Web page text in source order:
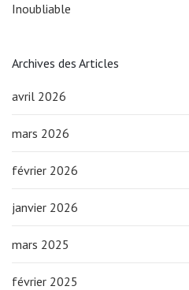
Inoubliable
Archives des Articles
avril 2026
mars 2026
février 2026
janvier 2026
mars 2025
février 2025